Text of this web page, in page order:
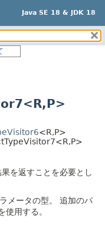
Java SE 18 & JDK 18
:
ト済
ソッド
ストラクタ
P>
<R,P>
P>
果を返すことを必要とし
メータの型。
追加のパ
使用する。